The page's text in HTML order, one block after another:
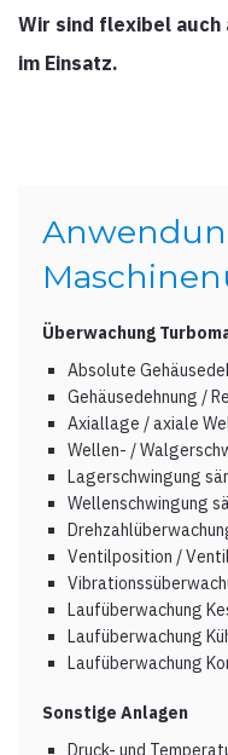
Wir sind flexibel auch
im Einsatz.
Überwachung
Absolute
Gehäusedehnung /
Axiallage / axiale
Wellen- /
Lagerschwingung
Wellenschwingung
Ventilposition /
Laufüberwachung
Laufüberwachung
Laufüberwachung
Sonstige Anlagen